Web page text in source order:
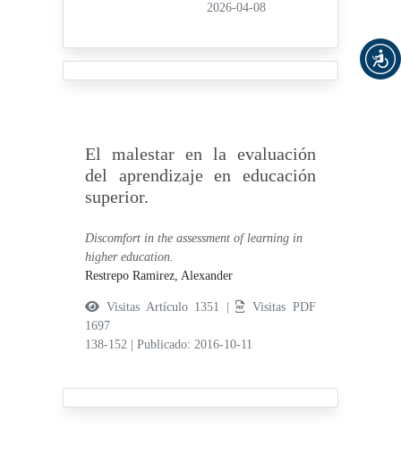
2026-04-08
El malestar en la evaluación
del aprendizaje en educación
superior.
Discomfort in the assessment of learning in
higher education.
Restrepo Ramirez, Alexander
Visitas Artículo 1351 |
Visitas PDF
1697
138-152
|Publicado: 2016-10-11